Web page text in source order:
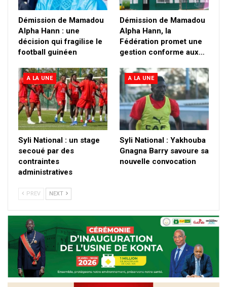
Démission de Mamadou
Alpha Hann : une
décision qui fragilise le
football guinéen
Démission de Mamadou
Alpha Hann, la
Fédération promet une
gestion conforme aux…
A LA UNE
Syli National : un stage
secoué par des
contraintes
administratives
A LA UNE
Syli National : Yakhouba
Gnagna Barry savoure sa
nouvelle convocation
PREV NEXT